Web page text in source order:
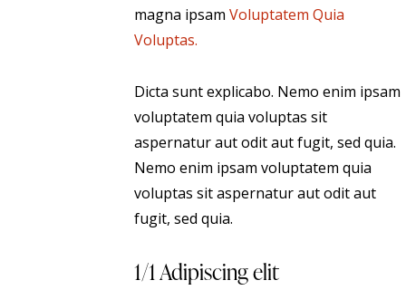
magna ipsam Voluptatem Quia
Voluptas.
Dicta sunt explicabo. Nemo enim ipsam
voluptatem quia voluptas sit
aspernatur aut odit aut fugit, sed quia.
Nemo enim ipsam voluptatem quia
voluptas sit aspernatur aut odit aut
fugit, sed quia.
1/1 Adipiscing elit